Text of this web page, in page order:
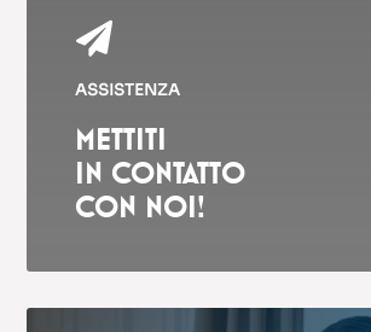

ASSISTENZA
METTITI
IN CONTATTO
CON NOI!